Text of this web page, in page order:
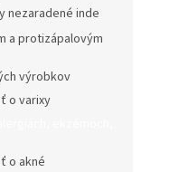
nezaradené inde
a protizápalovým
výrobkov
o varixy
o akné